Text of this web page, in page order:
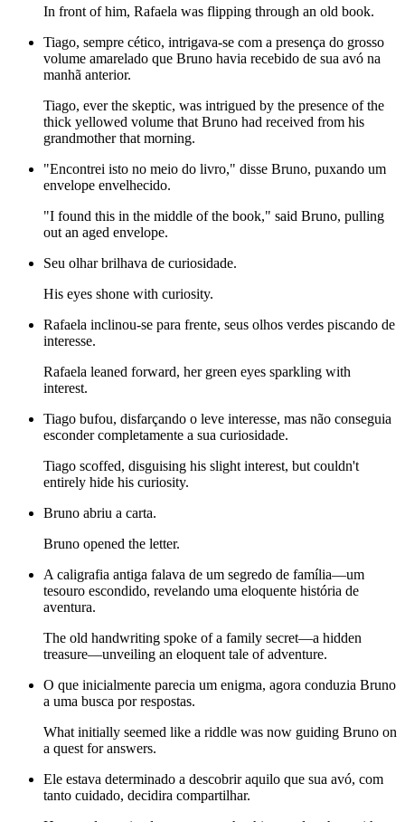
In front of him, Rafaela was flipping through an old book.
Tiago, sempre cético, intrigava-se com a presença do grosso
volume amarelado que Bruno havia recebido de sua avó na
manhã anterior.
Tiago, ever the skeptic, was intrigued by the presence of the
thick yellowed volume that Bruno had received from his
grandmother that morning.
"Encontrei isto no meio do livro," disse Bruno, puxando um
envelope envelhecido.
"I found this in the middle of the book," said Bruno, pulling
out an aged envelope.
Seu olhar brilhava de curiosidade.
His eyes shone with curiosity.
Rafaela inclinou-se para frente, seus olhos verdes piscando de
interesse.
Rafaela leaned forward, her green eyes sparkling with
interest.
Tiago bufou, disfarçando o leve interesse, mas não conseguia
esconder completamente a sua curiosidade.
Tiago scoffed, disguising his slight interest, but couldn't
entirely hide his curiosity.
Bruno abriu a carta.
Bruno opened the letter.
A caligrafia antiga falava de um segredo de família—um
tesouro escondido, revelando uma eloquente história de
aventura.
The old handwriting spoke of a family secret—a hidden
treasure—unveiling an eloquent tale of adventure.
O que inicialmente parecia um enigma, agora conduzia Bruno
a uma busca por respostas.
What initially seemed like a riddle was now guiding Bruno on
a quest for answers.
Ele estava determinado a descobrir aquilo que sua avó, com
tanto cuidado, decidira compartilhar.